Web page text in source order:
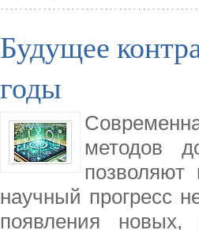
Будущее
годы
методов
научный прогресс
появления